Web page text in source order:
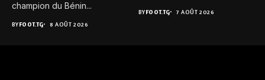
champion du Bénin...
BYFOOT.TG 8 AOÛT 2026
BYFOOT.TG 7 AOÛT 2026